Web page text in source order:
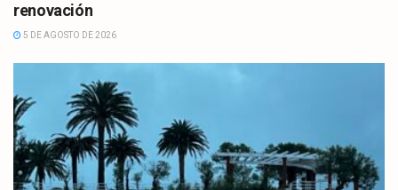
renovación
5 DE AGOSTO DE 2026